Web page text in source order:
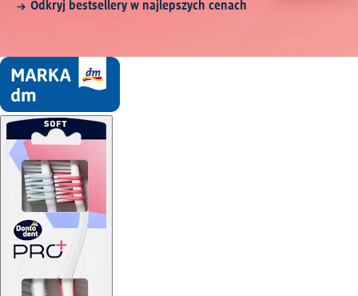
Odkryj bestsellery w najlepszych cenach